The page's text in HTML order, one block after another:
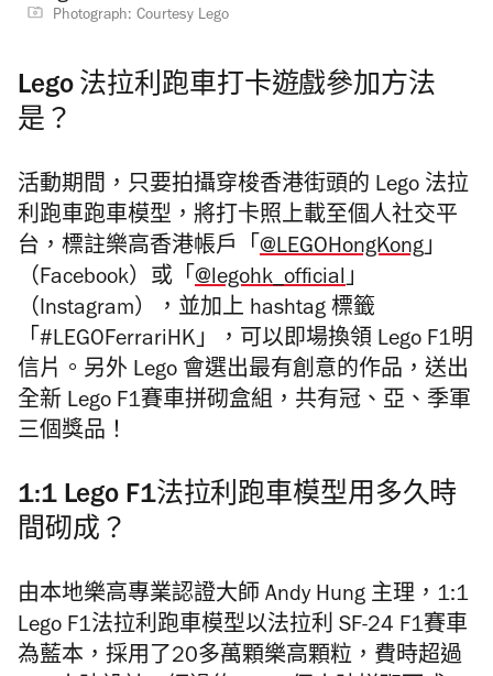
Photograph: Courtesy Lego
Lego 法拉利跑車打卡遊戲參加方法
是？
活動期間，只要拍攝穿梭香港街頭的 Lego 法拉
利跑車跑車模型，將打卡照上載至個人社交平
台，標註樂高香港帳戶「 @LEGOHongKong」
（Facebook）或「 @legohk_official」
（Instagram），並加上 hashtag 標籤
「#LEGOFerrariHK」，可以即場換領 Lego F1明
信片。另外 Lego 會選出最有創意的作品，送出
全新 Lego F1賽車拼砌盒組，共有冠、亞、季軍
三個獎品！
1:1 Lego F1法拉利跑車模型用多久時
間砌成？
由本地樂高專業認證大師 Andy Hung 主理，1:1
Lego F1法拉利跑車模型以法拉利 SF-24 F1賽車
為藍本，採用了20多萬顆樂高顆粒，費時超過